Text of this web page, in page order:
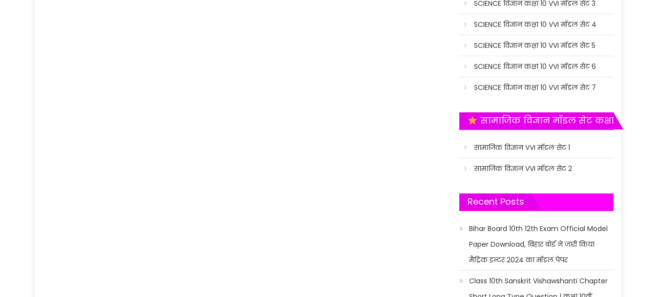
SCIENCE विज्ञान कक्षा 10 VVI मॉडल सेट 3
SCIENCE विज्ञान कक्षा 10 VVI मॉडल सेट 4
SCIENCE विज्ञान कक्षा 10 VVI मॉडल सेट 5
SCIENCE विज्ञान कक्षा 10 VVI मॉडल सेट 6
SCIENCE विज्ञान कक्षा 10 VVI मॉडल सेट 7
सामाजिक विज्ञान मॉडल सेट कक्षा 10
सामाजिक विज्ञान VVI मॉडल सेट 1
सामाजिक विज्ञान VVI मॉडल सेट 2
Recent Posts
Bihar Board 10th 12th Exam Official Model
Paper Download, बिहार बोर्ड ने जारी किया
मैट्रिक इन्टर 2024 का मॉडल पेपर
Class 10th Sanskrit Vishawshanti Chapter